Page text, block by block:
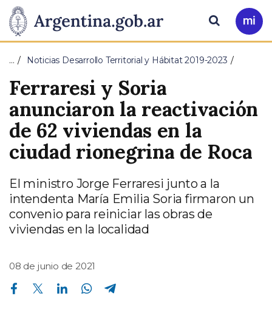
Presidencia
de
la
Nación
Pasar al contenido principal
Ir
a
Buscar
… Noticias Desarrollo Territorial y Hábitat 2019-2023
Ferraresi y Soria
anunciaron la reactivación
de 62 viviendas en la
ciudad rionegrina de Roca
El ministro Jorge Ferraresi junto a la
intendenta María Emilia Soria firmaron un
convenio para reiniciar las obras de
viviendas en la localidad
08 de junio de 2021
Compartir en Facebook Compartir en Twitter Compartir en Linkedin Compartir en Whatsapp